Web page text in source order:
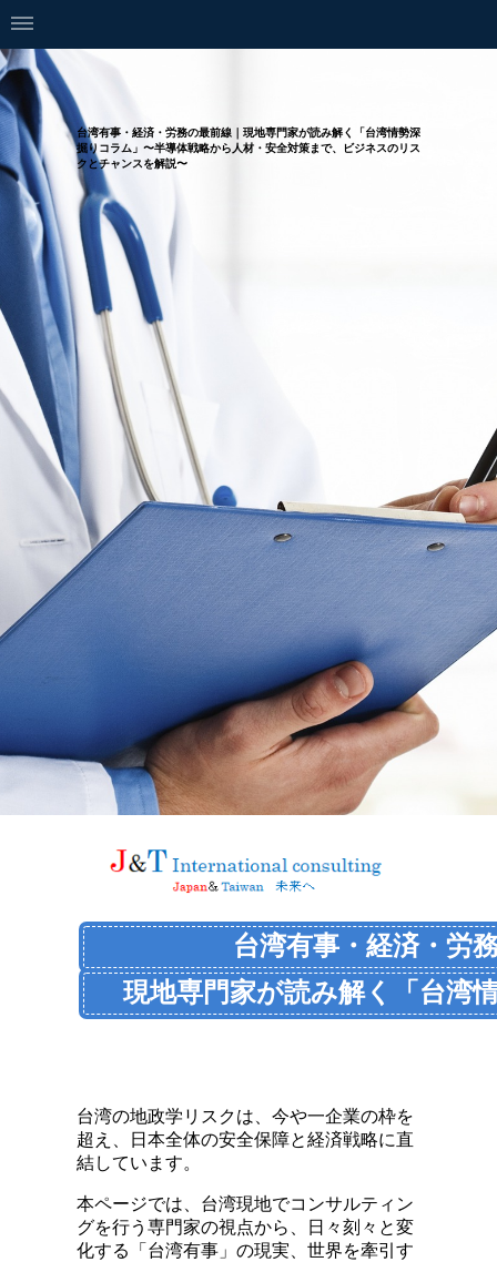
台湾有事・経済・労務の最前線｜現地専門家が読み解く「台湾情勢深
掘りコラム」〜半導体戦略から人材・安全対策まで、ビジネスのリス
クとチャンスを解説〜
台湾有事・経済・労
現地専門家が読み解く
「台湾
台湾の地政学リスクは、今や一企業の枠を
超え、日本全体の安全保障と経済戦略に直
結しています。
本ページでは、台湾現地でコンサルティン
グを行う専門家の視点から、日々刻々と変
化する「台湾有事」の現実、世界を牽引す